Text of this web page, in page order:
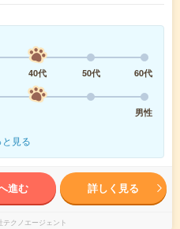
40代 50代
60代
男性
と見る
進む 詳しく見る
テクノエージェント